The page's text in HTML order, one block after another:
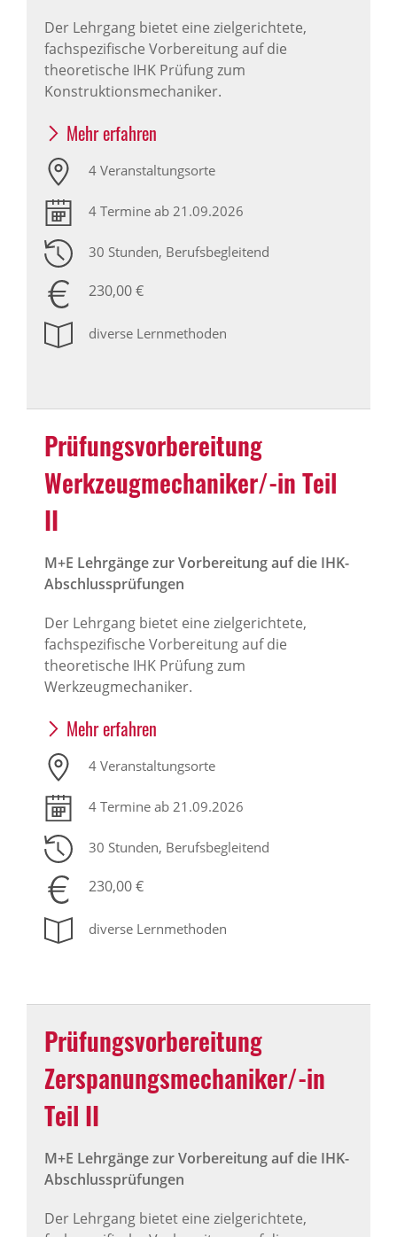
Der Lehrgang bietet eine zielgerichtete,
fachspezifische Vorbereitung auf die
theoretische IHK Prüfung zum
Konstruktionsmechaniker.
Mehr erfahren
4 Veranstaltungsorte
4 Termine ab 21.09.2026
30 Stunden, Berufsbegleitend
230,00 €
diverse Lernmethoden
Prüfungsvorbereitung
Werkzeugmechaniker/-in Teil
II
M+E Lehrgänge zur Vorbereitung auf die IHK-
Abschlussprüfungen
Der Lehrgang bietet eine zielgerichtete,
fachspezifische Vorbereitung auf die
theoretische IHK Prüfung zum
Werkzeugmechaniker.
Mehr erfahren
4 Veranstaltungsorte
4 Termine ab 21.09.2026
30 Stunden, Berufsbegleitend
230,00 €
diverse Lernmethoden
Prüfungsvorbereitung
Zerspanungsmechaniker/-in
Teil II
M+E Lehrgänge zur Vorbereitung auf die IHK-
Abschlussprüfungen
Der Lehrgang bietet eine zielgerichtete,